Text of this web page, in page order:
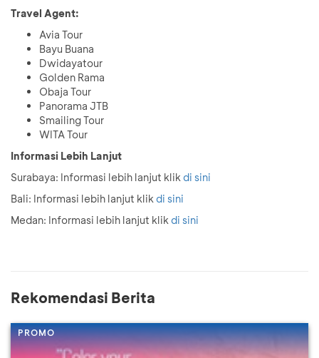
Travel Agent:
Avia Tour
Bayu Buana
Dwidayatour
Golden Rama
Obaja Tour
Panorama JTB
Smailing Tour
WITA Tour
Informasi Lebih Lanjut
Surabaya: Informasi lebih lanjut klik di sini
Bali: Informasi lebih lanjut klik di sini
Medan: Informasi lebih lanjut klik di sini
Rekomendasi Berita
PROMO